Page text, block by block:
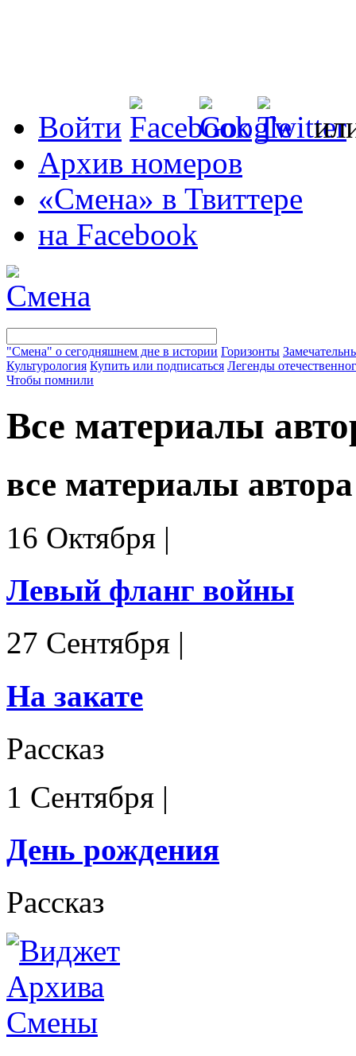
Войти
Архив номеров
«Смена» в Твиттере
на Facebook
"Смена" о сегодняшнем дне в истории Горизонты
Культурология Купить или подписаться Легенды
Чтобы помнили
Все материалы
все материалы автора
16 Октября |
Левый фланг войны
27 Сентября |
На закате
Рассказ
1 Сентября |
День рождения
Рассказ